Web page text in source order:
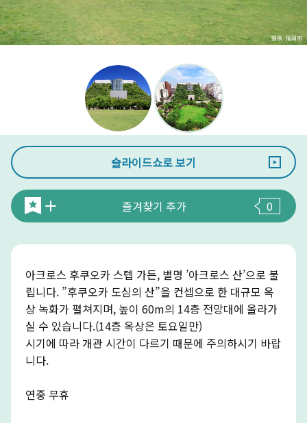
슬라이드쇼로 보기
즐겨찾기 추가 0
아크로스 후쿠오카 스텝 가든, 별명 ’아크로스 산’으로 불
립니다. ”후쿠오카 도심의 산”을 컨셉으로 한 대규모 옥
상 녹화가 펼쳐지며, 높이 60m의 14층 전망대에 올라가
실 수 있습니다.(14층 옥상은 토요일만)
시기에 따라 개관 시간이 다르기 때문에 주의하시기 바랍
니다.
연중 무휴